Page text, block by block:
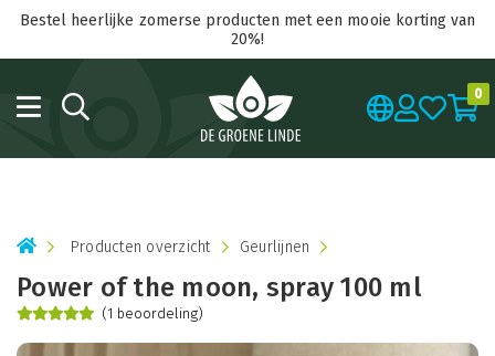
Bestel heerlijke zomerse producten met een mooie korting van
20%!
0
Producten overzicht Geurlijnen
Power of the moon, spray 100 ml
(1 beoordeling)